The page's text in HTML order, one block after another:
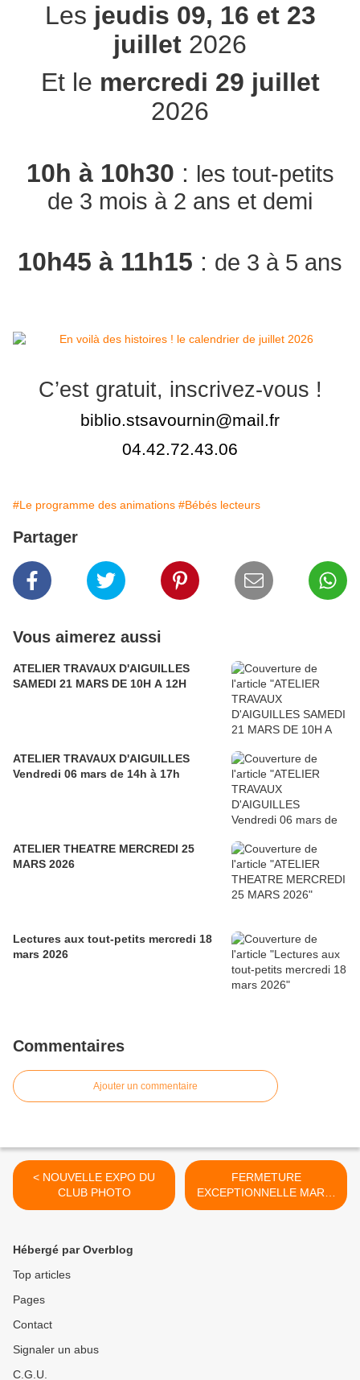
Les jeudis 09, 16 et 23
juillet 2026
Et le mercredi 29 juillet
2026
10h à 10h30 : les tout-petits
de 3 mois à 2 ans et demi
10h45 à 11h15 : de 3 à 5 ans
C’est gratuit, inscrivez-vous !
biblio.stsavournin@mail.fr
04.42.72.43.06
#Le programme des animations #Bébés lecteurs
Partager
Vous aimerez aussi
ATELIER TRAVAUX D'AIGUILLES
SAMEDI 21 MARS DE 10H A 12H
ATELIER TRAVAUX D'AIGUILLES
Vendredi 06 mars de 14h à 17h
ATELIER THEATRE MERCREDI 25
MARS 2026
Lectures aux tout-petits mercredi 18
mars 2026
Commentaires
Ajouter un commentaire
< NOUVELLE EXPO DU
CLUB PHOTO
FERMETURE
EXCEPTIONNELLE MARDI
16 JUIN >
Hébergé par Overblog
Top articles
Pages
Contact
Signaler un abus
C.G.U.